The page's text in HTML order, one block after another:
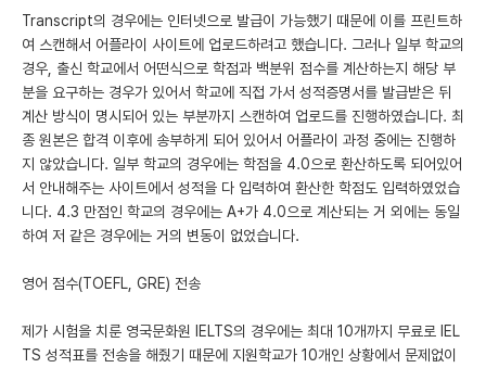
반도체 아카데미
재팬라운지 🌸
Transcript의 경우에는 인터넷으로 발급이 가능했기 때문에 이를 프린트하
여 스캔해서 어플라이 사이트에 업로드하려고 했습니다. 그러나 일부 학교의
경우, 출신 학교에서 어떤식으로 학점과 백분위 점수를 계산하는지 해당 부
분을 요구하는 경우가 있어서 학교에 직접 가서 성적증명서를 발급받은 뒤
계산 방식이 명시되어 있는 부분까지 스캔하여 업로드를 진행하였습니다. 최
종 원본은 합격 이후에 송부하게 되어 있어서 어플라이 과정 중에는 진행하
지 않았습니다. 일부 학교의 경우에는 학점을 4.0으로 환산하도록 되어있어
서 안내해주는 사이트에서 성적을 다 입력하여 환산한 학점도 입력하였었습
니다. 4.3 만점인 학교의 경우에는 A+가 4.0으로 계산되는 거 외에는 동일
하여 저 같은 경우에는 거의 변동이 없었습니다.
영어 점수(TOEFL, GRE) 전송
제가 시험을 치룬 영국문화원 IELTS의 경우에는 최대 10개까지 무료로 IEL
TS 성적표를 전송을 해줬기 때문에 지원학교가 10개인 상황에서 문제없이